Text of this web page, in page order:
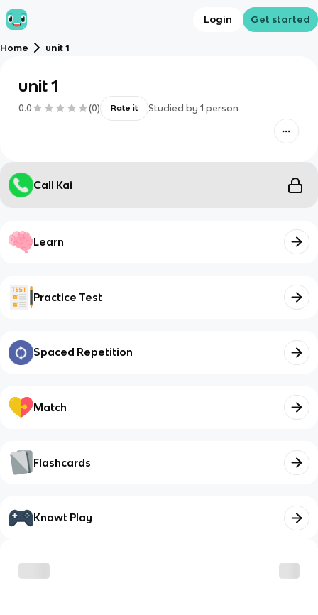
Login Get started
Home unit 1
unit 1
0.0 (0) Rate it Studied by 1 person
Call Kai
Learn
Practice Test
Spaced Repetition
Match
Flashcards
Knowt Play